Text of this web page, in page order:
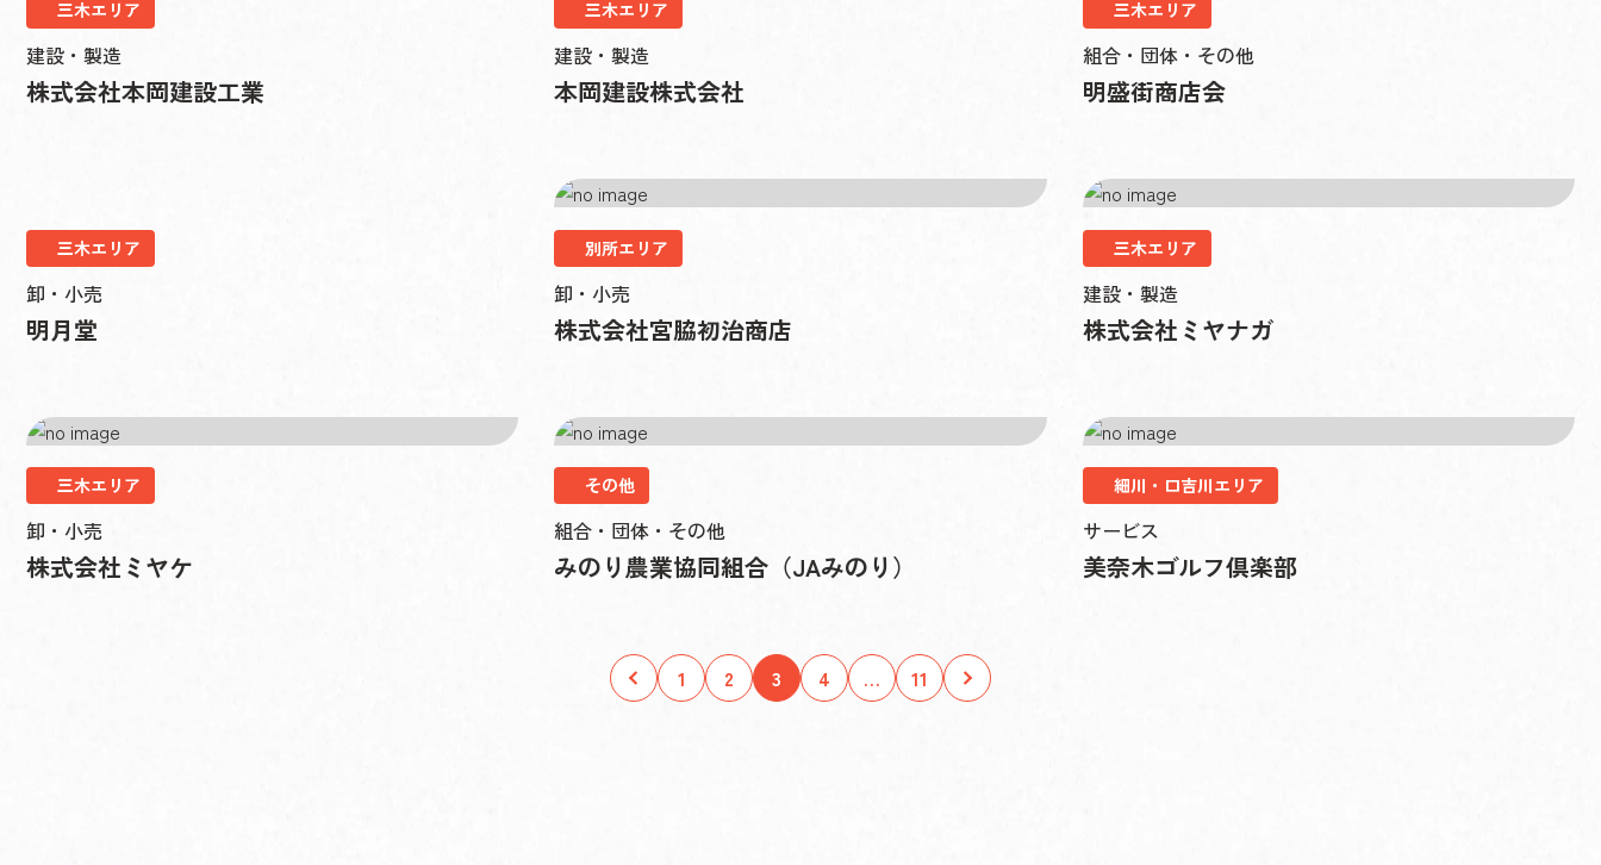
三木エリア
建設・製造
株式会社本岡建設工業
三木エリア
建設・製造
本岡建設株式会社
三木エリア
組合・団体・その他
明盛街商店会
三木エリア
卸・小売
明月堂
別所エリア
卸・小売
株式会社宮脇初治商店
三木エリア
建設・製造
株式会社ミヤナガ
三木エリア
卸・小売
株式会社ミヤケ
その他
組合・団体・その他
みのり農業協同組合（JAみのり）
細川・口吉川エリア
サービス
美奈木ゴルフ倶楽部
1 2 3 4 … 11